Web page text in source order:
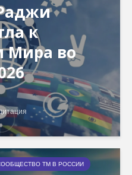
к
Мира во
ТМ В РОССИИ